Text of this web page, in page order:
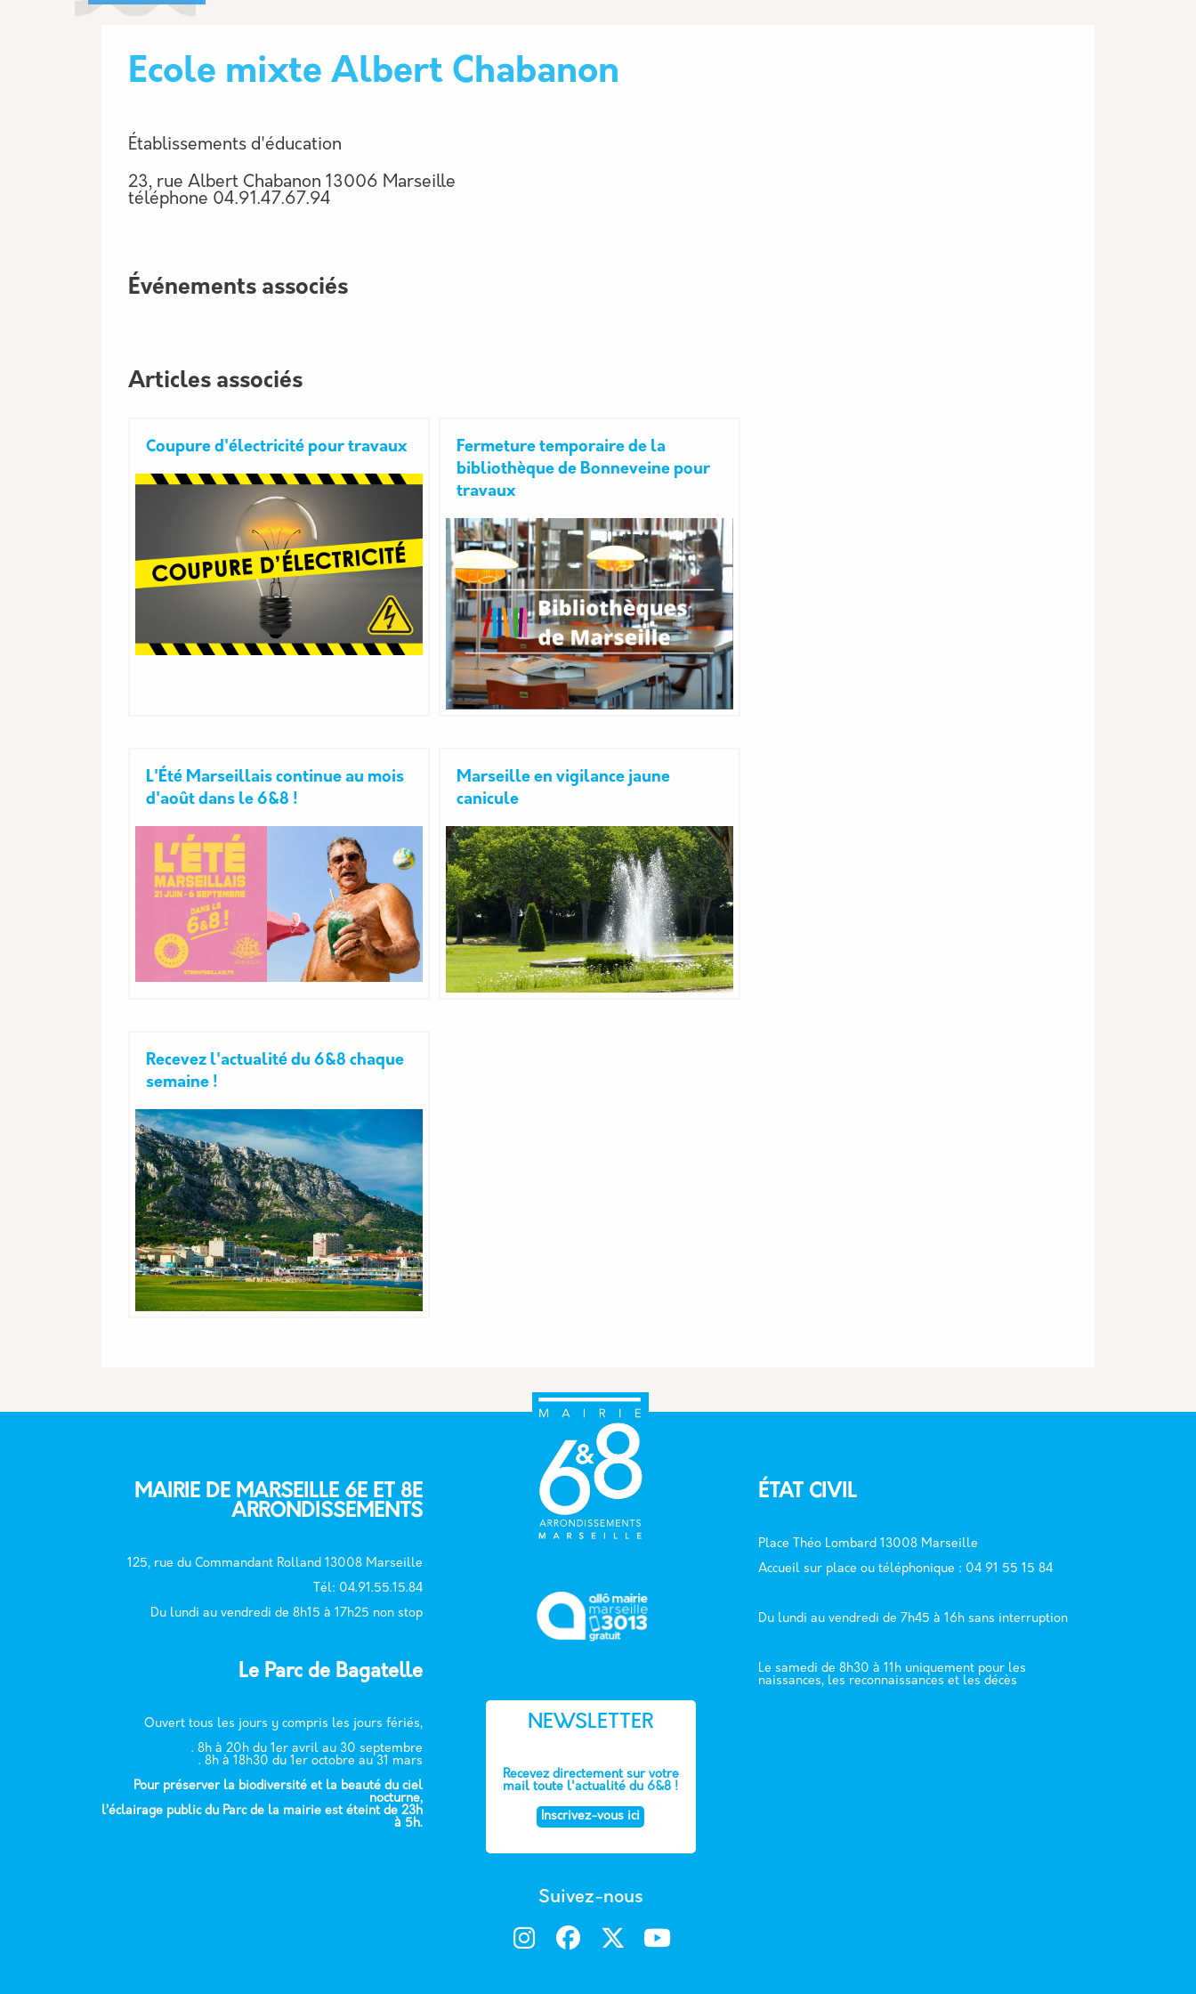
Ecole mixte Albert Chabanon
Établissements d'éducation
23, rue Albert Chabanon 13006 Marseille
téléphone 04.91.47.67.94
Événements associés
Articles associés
Coupure d'électricité pour travaux
Fermeture temporaire de la
bibliothèque de Bonneveine pour
travaux
L'Été Marseillais continue au mois
d'août dans le 6&8 !
Marseille en vigilance jaune
canicule
Recevez l'actualité du 6&8 chaque
semaine !
MAIRIE DE MARSEILLE 6E ET 8E
ARRONDISSEMENTS
125, rue du Commandant Rolland 13008 Marseille
Tél: 04.91.55.15.84
Du lundi au vendredi de 8h15 à 17h25 non stop
Le Parc de Bagatelle
Ouvert tous les jours y compris les jours fériés,
. 8h à 20h du 1er avril au 30 septembre
. 8h à 18h30 du 1er octobre au 31 mars
Pour préserver la biodiversité et la beauté du ciel
nocturne,
l’éclairage public du Parc de la mairie est éteint de 23h
à 5h.
NEWSLETTER
Recevez directement sur votre
mail toute l'actualité du 6&8 !
Inscrivez-vous ici
Suivez-nous
ÉTAT CIVIL
Place Théo Lombard 13008 Marseille
Accueil sur place ou téléphonique : 04 91 55 15 84
Du lundi au vendredi de 7h45 à 16h sans interruption
Le samedi de 8h30 à 11h uniquement pour les
naissances, les reconnaissances et les décès